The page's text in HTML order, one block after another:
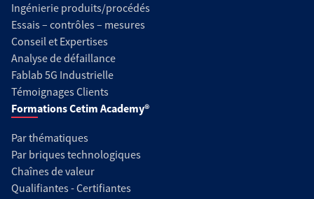
Ingénierie produits/procédés
Essais – contrôles – mesures
Conseil et Expertises
Analyse de défaillance
Fablab 5G Industrielle
Témoignages Clients
Formations Cetim Academy®
Par thématiques
Par briques technologiques
Chaînes de valeur
Qualifiantes - Certifiantes